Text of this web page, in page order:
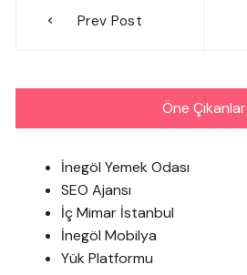
gezinmesi
Prev Post
Öne Çıkanlar
İnegöl Yemek Odası
SEO Ajansı
İç Mimar İstanbul
İnegöl Mobilya
Yük Platformu